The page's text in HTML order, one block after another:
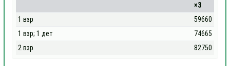
×3
1 взр
59660
1 взр; 1 дет
74665
2 взр
82750